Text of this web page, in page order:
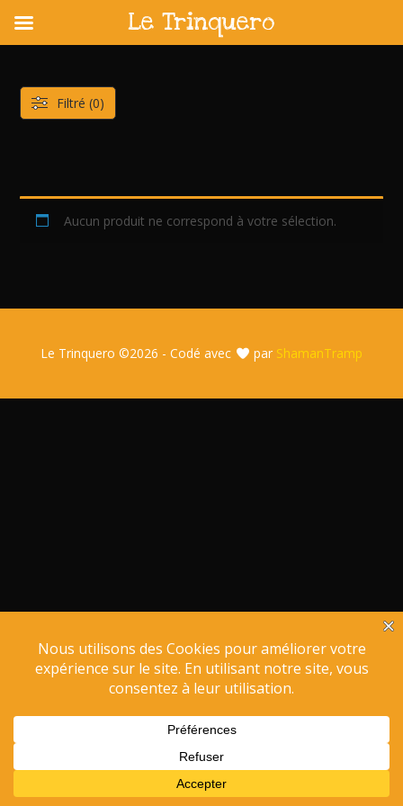
content
Aucun produit ne correspond à votre sélection.
Filtré (0)
Le Trinquero ©2026 - Codé avec par ShamanTramp
Le Trinquero